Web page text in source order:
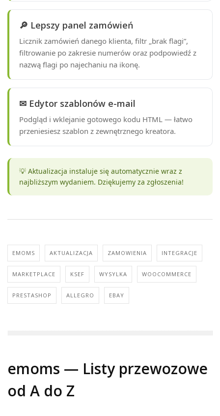
🔎 Lepszy panel zamówień
Licznik zamówień danego klienta, filtr „brak flagi”,
filtrowanie po zakresie numerów oraz podpowiedź z
nazwą flagi po najechaniu na ikonę.
✉ Edytor szablonów e-mail
Podgląd i wklejanie gotowego kodu HTML — łatwo
przeniesiesz szablon z zewnętrznego kreatora.
💡 Aktualizacja instaluje się automatycznie wraz z
najbliższym wydaniem. Dziękujemy za zgłoszenia!
EMOMS AKTUALIZACJA ZAMOWIENIA INTEGRACJE
MARKETPLACE KSEF WYSYLKA WOOCOMMERCE
PRESTASHOP ALLEGRO EBAY
emoms — Listy przewozowe
od A do Z